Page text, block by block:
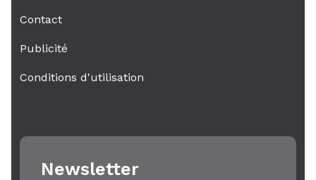
Contact
Publicité
Conditions d'utilisation
Newsletter